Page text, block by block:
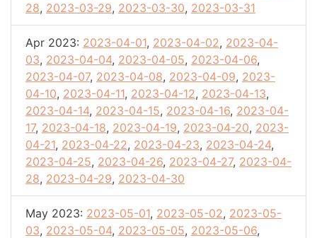
28, 2023-03-29, 2023-03-30, 2023-03-31
Apr 2023: 2023-04-01, 2023-04-02, 2023-04-
03, 2023-04-04, 2023-04-05, 2023-04-06,
2023-04-07, 2023-04-08, 2023-04-09, 2023-
04-10, 2023-04-11, 2023-04-12, 2023-04-13,
2023-04-14, 2023-04-15, 2023-04-16, 2023-04-
17, 2023-04-18, 2023-04-19, 2023-04-20, 2023-
04-21, 2023-04-22, 2023-04-23, 2023-04-24,
2023-04-25, 2023-04-26, 2023-04-27, 2023-04-
28, 2023-04-29, 2023-04-30
May 2023: 2023-05-01, 2023-05-02, 2023-05-
03, 2023-05-04, 2023-05-05, 2023-05-06,